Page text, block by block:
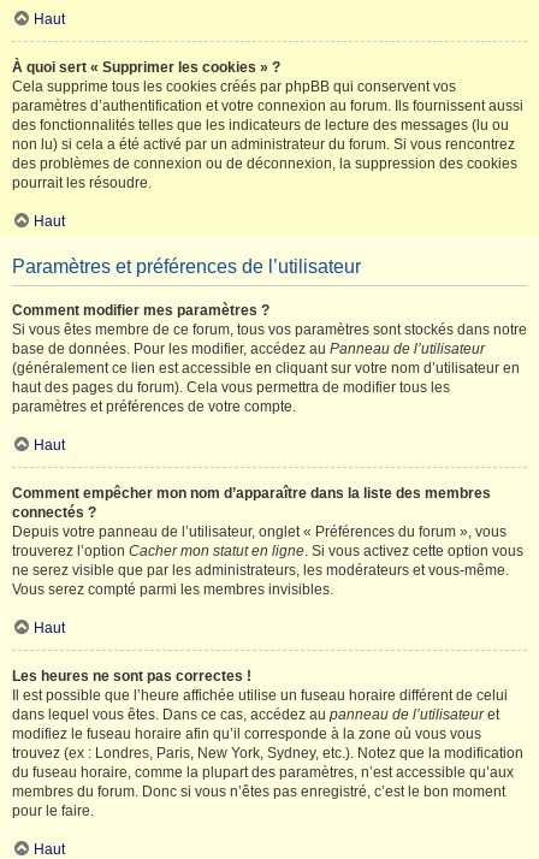
Haut
À quoi sert « Supprimer les cookies » ?
Cela supprime tous les cookies créés par phpBB qui conservent vos
paramètres d’authentification et votre connexion au forum. Ils fournissent aussi
des fonctionnalités telles que les indicateurs de lecture des messages (lu ou
non lu) si cela a été activé par un administrateur du forum. Si vous rencontrez
des problèmes de connexion ou de déconnexion, la suppression des cookies
pourrait les résoudre.
Haut
Paramètres et préférences de l’utilisateur
Comment modifier mes paramètres ?
Si vous êtes membre de ce forum, tous vos paramètres sont stockés dans notre
base de données. Pour les modifier, accédez au Panneau de l’utilisateur
(généralement ce lien est accessible en cliquant sur votre nom d’utilisateur en
haut des pages du forum). Cela vous permettra de modifier tous les
paramètres et préférences de votre compte.
Haut
Comment empêcher mon nom d’apparaître dans la liste des membres
connectés ?
Depuis votre panneau de l’utilisateur, onglet « Préférences du forum », vous
trouverez l’option Cacher mon statut en ligne. Si vous activez cette option vous
ne serez visible que par les administrateurs, les modérateurs et vous-même.
Vous serez compté parmi les membres invisibles.
Haut
Les heures ne sont pas correctes !
Il est possible que l’heure affichée utilise un fuseau horaire différent de celui
dans lequel vous êtes. Dans ce cas, accédez au panneau de l’utilisateuret
modifiez le fuseau horaire afin qu’il corresponde à la zone où vous vous
trouvez (ex : Londres, Paris, New York, Sydney, etc.). Notez que la modification
du fuseau horaire, comme la plupart des paramètres, n’est accessible qu’aux
membres du forum. Donc si vous n’êtes pas enregistré, c’est le bon moment
pour le faire.
Haut